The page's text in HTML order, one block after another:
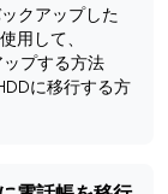
クアップした
用して、
プする方法
に移行する方